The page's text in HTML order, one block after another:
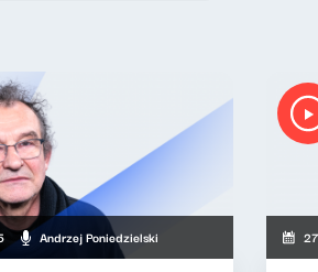
Andrzej Poniedzielski